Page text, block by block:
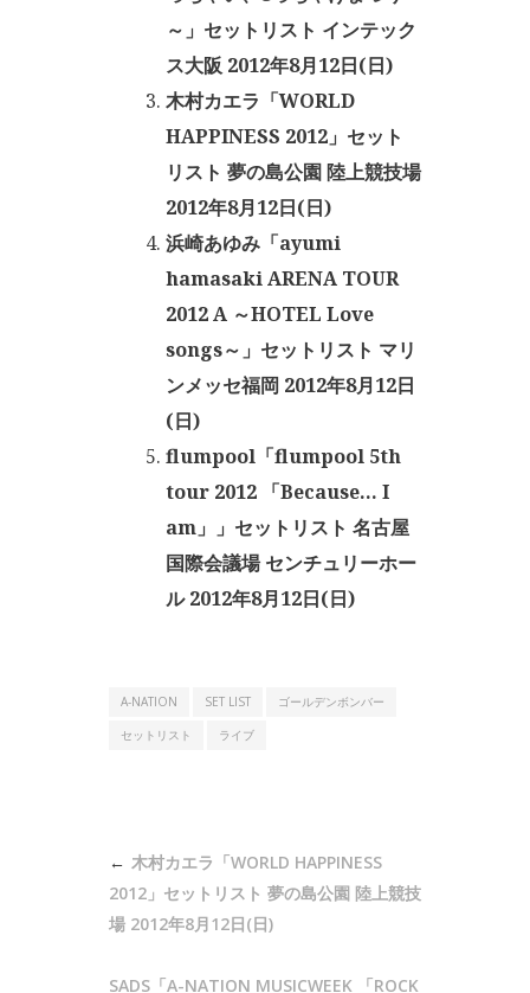
～」セットリスト インテック
ス大阪 2012年8月12日(日)
木村カエラ「WORLD
HAPPINESS 2012」セット
リスト 夢の島公園 陸上競技場
2012年8月12日(日)
浜崎あゆみ「ayumi
hamasaki ARENA TOUR
2012 A ～HOTEL Love
songs～」セットリスト マリ
ンメッセ福岡 2012年8月12日
(日)
flumpool「flumpool 5th
tour 2012 「Because… I
am」」セットリスト 名古屋
国際会議場 センチュリーホー
ル 2012年8月12日(日)
A-NATION SET LIST
ゴールデンボンバー
セットリスト
ライブ
木村カエラ「WORLD HAPPINESS
2012」セットリスト 夢の島公園 陸上競技
場 2012年8月12日(日)
SADS「A-NATION MUSICWEEK 「ROCK